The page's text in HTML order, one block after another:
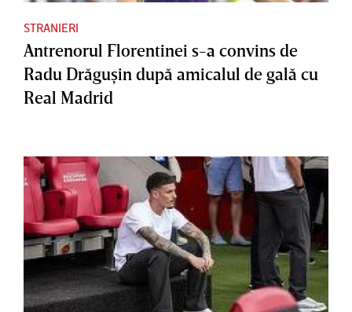
STRANIERI
Antrenorul Florentinei s-a convins de
Radu Drăguşin după amicalul de gală cu
Real Madrid